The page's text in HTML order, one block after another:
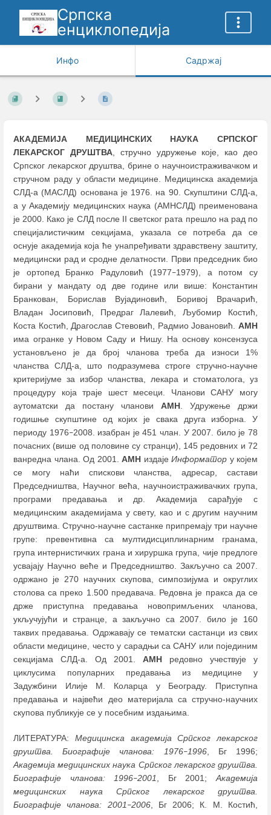
Српска
енциклопедија
Инфо Садржај
АКАДЕМИЈА МЕДИЦИНСКИХ НАУКА СРПСКОГ
ЛЕКАРСКОГ ДРУШТВА, стручно удружење које, као део
Српског лекарског друштва, брине о научноистраживачком и
стручном раду у области медицине. Медицинска академија
СЛД-а (МАСЛД) основана је 1976. на 90. Скупштини СЛД-а,
а у Академију медицинских наука (АМНСЛД) преименована
је 2000. Како је СЛД после II светског рата прешло на рад по
специјалистичким секцијама, указала се потреба да се
оснује академија која ће унапређивати здравствену заштиту,
медицински рад и сродне делатности. Први председник био
је ортопед Бранко Радуловић (1977–1979), а потом су
бирани у мандату од две године или више: Константин
Бранкован, Борислав Вујадиновић, Боривој Врачарић,
Владан Јосиповић, Предраг Лалевић, Љубомир Костић,
Коста Костић, Драгослав Стевовић, Радмио Јовановић. АМН
има огранке у Новом Саду и Нишу. На основу консензуса
установљено је да број чланова треба да износи 1%
чланства СЛД-а, што подразумева строге стручно-научне
критеријуме за избор чланства, лекара и стоматолога, уз
процедуру која траје шест месеци. Чланови САНУ могу
аутоматски да постану чланови АМН. Удружење држи
годишње скупштине од којих је свака друга изборна. У
периоду 1976–2008. изабран је 451 члан. У 2007. било је 78
почасних (више од половине су странци), 145 редовних и 72
ванредна члана. Од 2001. АМН издаје Информатор у којем
се могу наћи спискови чланства, адресар, састави
Прeдседништва, Научног већа, научноистраживачких група,
програми предавања и др. Академија сарађује с
медицинским академијама у свету, као и с другим научним
друштвима. Стручно-научне састанке припремају три научне
групе: превентивна са мултидисциплинарним гранама,
група интернистичких грана и хируршка група, чије предлоге
усвајају Научно веће и Председништво. Закључно са 2007.
одржано је 270 научних скупова, симпозијума и округлих
столова са преко 1.500 предавача. Редовна је пракса да се
држе приступна предавања новопримљених чланова,
укључујући и странце, а закључно са 2007. било је 160
таквих предавања. Одржавају се тематски састанци из свих
области медицине, често у сарадњи са САНУ или појединим
секцијама СЛД-а. Од 2001. АМН редовно учествује у
циклусима популарних предавања из медицине у
Задужбини Илије М. Коларца у Београду. Приступна
предавања и највећи део материјала са стручно-научних
скупова публикује се у посебним издањима.
ЛИТЕРАТУРА: Медицинска академија Српског лекарског
друштва. Биографије чланова: 1976–1996, Бг 1996;
Академија медицинских наука Српског лекарског друштва.
Биографије чланова: 1996–2001 , Бг 2001;Академија
медицинских наука Српског лекарског друштва.
Биографије чланова: 2001 –2006, Бг 2006; К. М. Костић,